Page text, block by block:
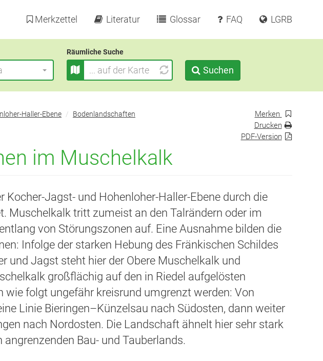
Merkzettel Literatur Glossar FAQ LGRB
Räumliche Suche
Suchen
Haller-Ebene
Bodenlandschaften
im Muschelkalk
Merken
Drucken
PDF-Version
Kocher-Jagst- und Hohenloher-Haller-Ebene durch die
Muschelkalk tritt zumeist an den Talrändern oder im
von Störungszonen auf. Eine Ausnahme bilden die
Infolge der starken Hebung des Fränkischen Schildes
und Jagst steht hier der Obere Muschelkalk und
großflächig auf den in Riedel aufgelösten
wie folgt ungefähr kreisrund umgrenzt werden: Von
Linie Bieringen–Künzelsau nach Südosten, dann weiter
nach Nordosten. Die Landschaft ähnelt hier sehr stark
Bau- und Tauberlands.